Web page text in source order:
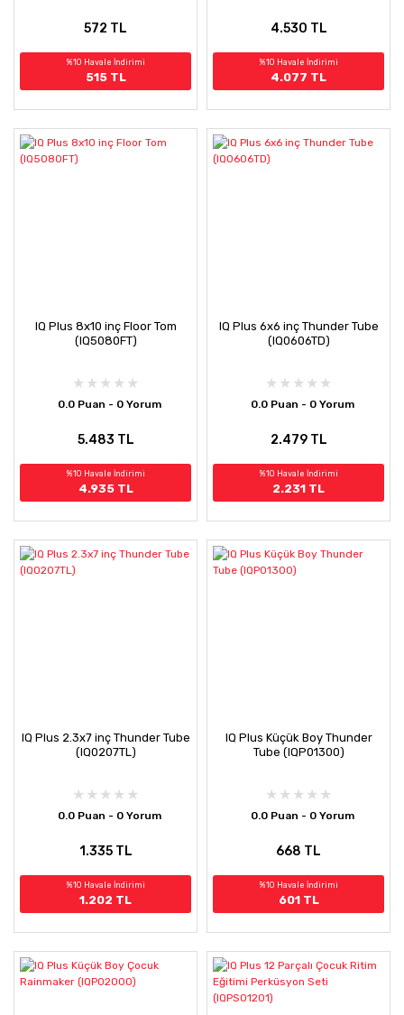
572 TL
%10 Havale İndirimi
515 TL
4.530 TL
%10 Havale İndirimi
4.077 TL
IQ Plus 8x10 inç Floor Tom
(IQ5080FT)
0.0 Puan - 0 Yorum
5.483 TL
%10 Havale İndirimi
4.935 TL
IQ Plus 6x6 inç Thunder Tube
(IQ0606TD)
0.0 Puan - 0 Yorum
2.479 TL
%10 Havale İndirimi
2.231 TL
IQ Plus 2.3x7 inç Thunder Tube
(IQ0207TL)
0.0 Puan - 0 Yorum
1.335 TL
%10 Havale İndirimi
1.202 TL
IQ Plus Küçük Boy Thunder
Tube (IQP01300)
0.0 Puan - 0 Yorum
668 TL
%10 Havale İndirimi
601 TL